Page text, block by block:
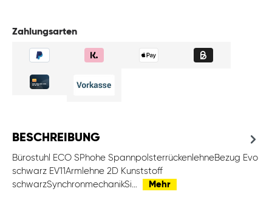
Zahlungsarten
BESCHREIBUNG
Bürostuhl ECO SPhohe SpannpolsterrückenlehneBezug Evo
schwarz EV11Armlehne 2D Kunststoff
schwarzSynchronmechanikSi…
Mehr